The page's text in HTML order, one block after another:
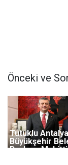
Önceki ve
Tutuklu Antalya
Büyükşehir
Başkanı